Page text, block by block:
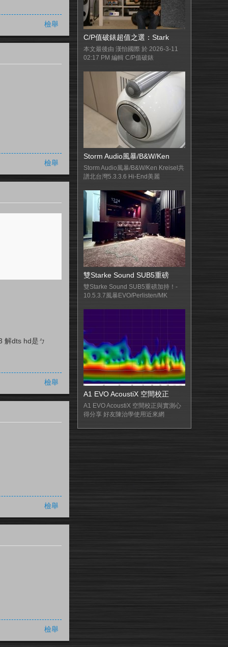
檢舉
檢舉
解dts hd是ㄅ
檢舉
檢舉
檢舉
C/P值破錶超值之選：Stark
本文最後由 漢怡國際 於 2026-3-11
02:17 PM 編輯 C/P值破錶
Storm Audio風暴/B&W/Ken
Storm Audio風暴/B&W/Ken Kreisel共
譜北台灣5.3.3.6 Hi-End美麗
雙Starke Sound SUB5重磅
雙Starke Sound SUB5重磅加持！-
10.5.3.7風暴EVO/Perlisten/MK
A1 EVO AcoustiX 空間校正
A1 EVO AcoustiX 空間校正與實測心
得分享 好友陳治學使用近來網